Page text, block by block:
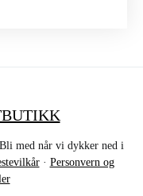
med når vi dykker ned i
· Personvern og